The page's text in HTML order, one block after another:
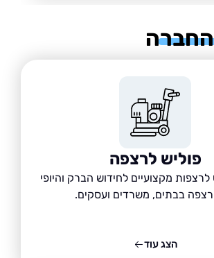
לרצפה
לחידוש הברק והיופי
משרדים ועסקים.